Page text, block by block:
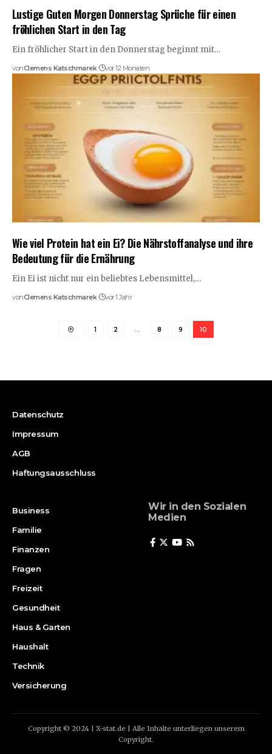
Lustige Guten Morgen Donnerstag Sprüche für einen
fröhlichen Start in den Tag
Ein fröhlicher Start in den Donnerstag beginnt mit…
vonClemens Katschmarek vor 12 Monaten
Wie viel Protein hat ein Ei? Die Nährstoffanalyse und ihre
Bedeutung für die Ernährung
Ein Ei ist nicht nur ein beliebtes Lebensmittel,…
vonClemens Katschmarek vor 1 Jahr
1 2 … 8 9 10
Datenschutz
Impressum
AGB
Haftungsausschluss
Business
Familie
Finanzen
Fragen
Freizeit
Gesundheit
Haus & Garten
Haushalt
Technik
Versicherung
Wir in den Sozialen
Medien
Copyright © 2024 | X-stat.de | Alle Inhalte unterliegen unserem
Copyright.